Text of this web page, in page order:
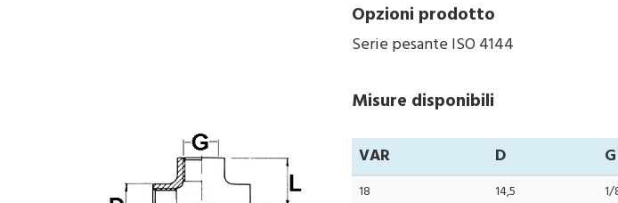
Opzioni prodotto
Serie pesante ISO 4144
Misure disponibili
VAR D G
18 14,5 1/